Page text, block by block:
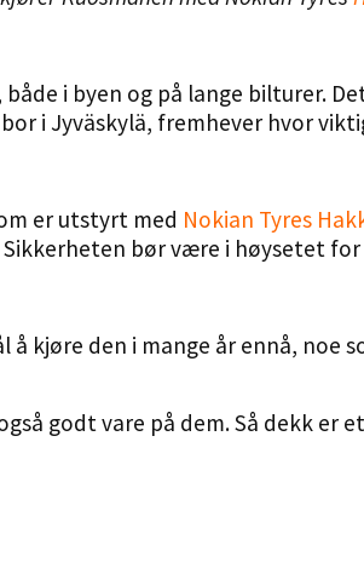
i byen og på lange bilturer.
i Jyväskylä, fremhever hvor
er utstyrt med Nokian Tyres
bør være i høysetet
å kjøre den i mange år ennå, noe
godt vare på dem. Så dekk